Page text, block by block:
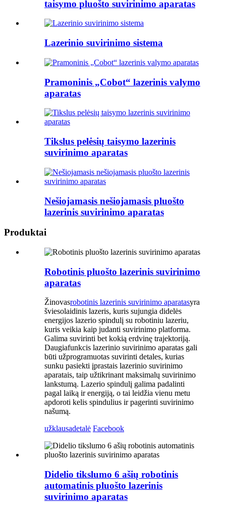
taisymo pluošto suvirinimo aparatas
Lazerinio suvirinimo sistema
Pramoninis „Cobot“ lazerinis valymo
aparatas
Tikslus pelėsių taisymo lazerinis
suvirinimo aparatas
Nešiojamasis nešiojamasis pluošto
lazerinis suvirinimo aparatas
Produktai
Robotinis pluošto lazerinis suvirinimo
aparatas
Žinovasrobotinis lazerinis suvirinimo aparatasyra
šviesolaidinis lazeris, kuris sujungia didelės
energijos lazerio spindulį su robotiniu lazeriu,
kuris veikia kaip judanti suvirinimo platforma.
Galima suvirinti bet kokią erdvinę trajektoriją.
Daugiafunkcis lazerinio suvirinimo aparatas gali
būti užprogramuotas suvirinti detales, kurias
sunku pasiekti įprastais lazerinio suvirinimo
aparatais, taip užtikrinant maksimalų suvirinimo
lankstumą. Lazerio spindulį galima padalinti
pagal laiką ir energiją, o tai leidžia vienu metu
apdoroti kelis spindulius ir pagerinti suvirinimo
našumą.
užklausadetalė Facebook
Didelio tikslumo 6 ašių robotinis
automatinis pluošto lazerinis
suvirinimo aparatas